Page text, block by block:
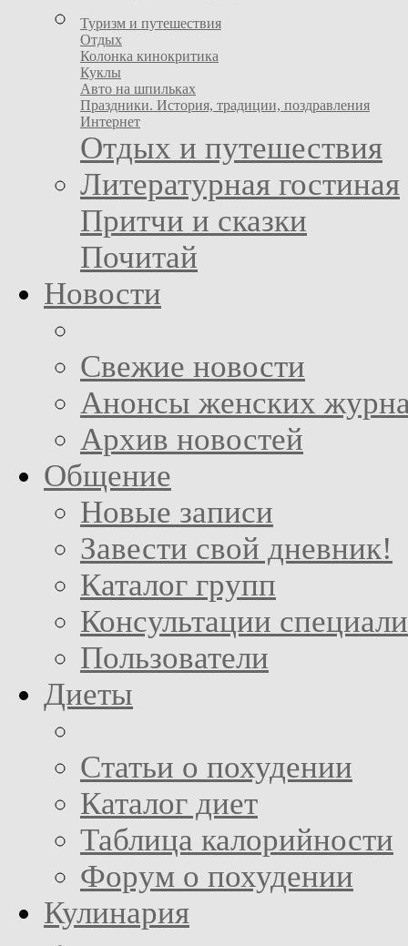
Туризм и путешествия
Отдых
Колонка кинокритика
Куклы
Авто на шпильках
Праздники. История, традиции, поздравления
Интернет
Отдых и путешествия
Литературная гостиная
Притчи и сказки
Почитай
Новости
Свежие новости
Анонсы женских
Архив новостей
Общение
Новые записи
Завести свой дневник!
Каталог групп
Консультации
Пользователи
Диеты
Статьи о похудении
Каталог диет
Таблица калорийности
Форум о похудении
Кулинария